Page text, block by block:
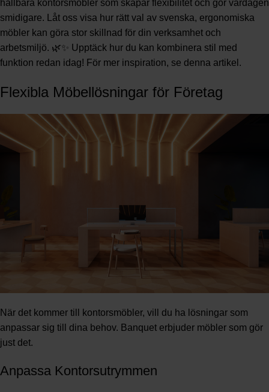
hållbara kontorsmöbler som skapar flexibilitet och gör vardagen
smidigare. Låt oss visa hur rätt val av svenska, ergonomiska
möbler kan göra stor skillnad för din verksamhet och
arbetsmiljö. 🌿✨ Upptäck hur du kan kombinera stil med
funktion redan idag! För mer inspiration, se denna artikel .
Flexibla Möbellösningar för Företag
När det kommer till kontorsmöbler, vill du ha lösningar som
anpassar sig till dina behov. Banquet erbjuder möbler som gör
just det.
Anpassa Kontorsutrymmen